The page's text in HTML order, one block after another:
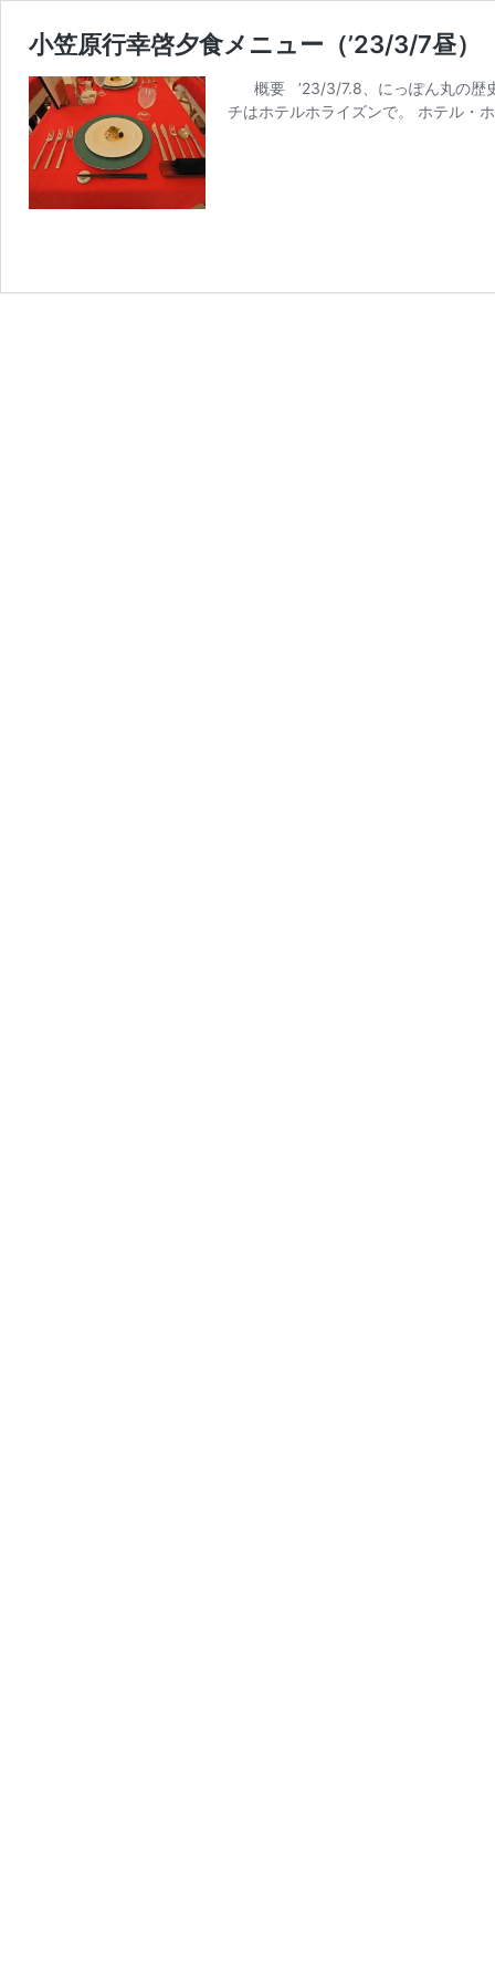
小笠原行幸啓夕食メニュー（’23/3/7昼）
概要 ’23/3/7.8、にっぽん丸の歴
チはホテルホライズンで。 ホテル・